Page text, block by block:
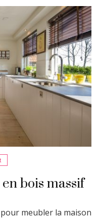
bois massif
pour meubler la maison